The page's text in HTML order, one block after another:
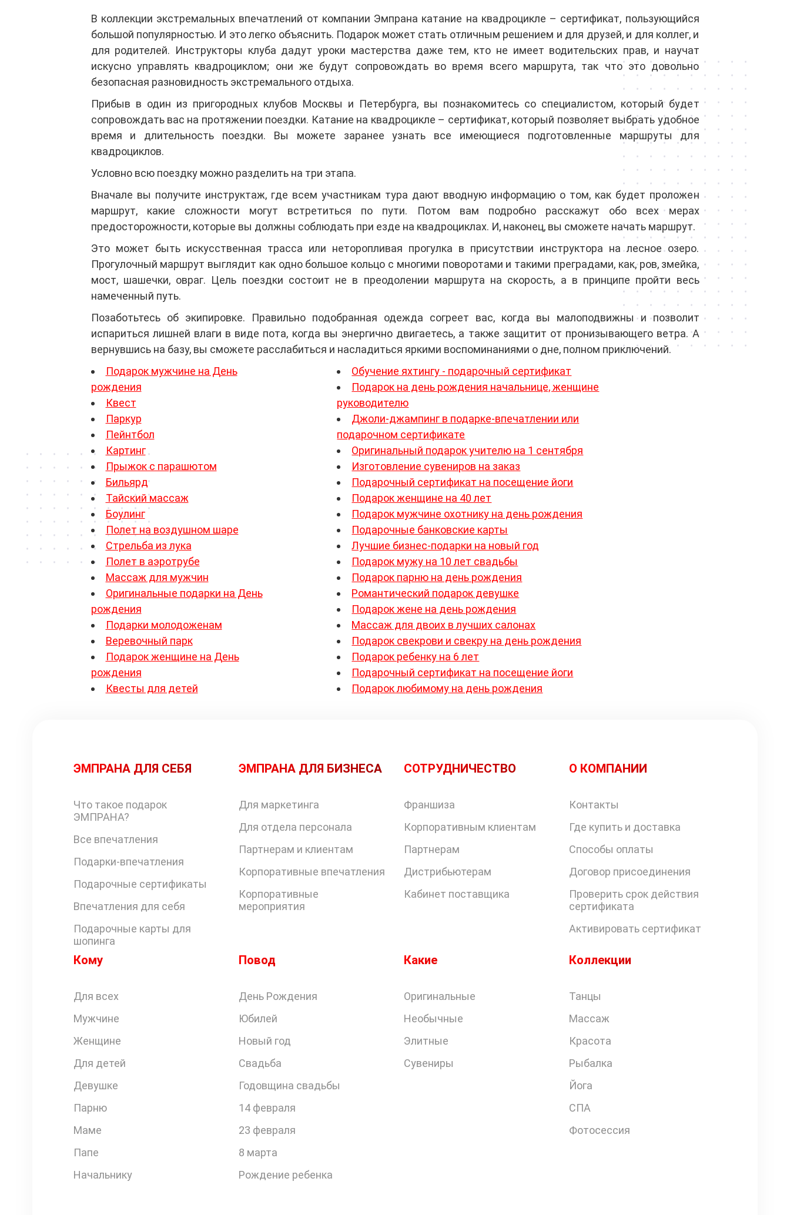
В коллекции экстремальных впечатлений от компании Эмпрана катание на квадроцикле – сертификат, пользующийся
большой популярностью. И это легко объяснить. Подарок может стать отличным решением и для друзей, и для коллег, и
для родителей. Инструкторы клуба дадут уроки мастерства даже тем, кто не имеет водительских прав, и научат
искусно управлять квадроциклом; они же будут сопровождать во время всего маршрута, так что это довольно
безопасная разновидность экстремального отдыха.
Прибыв в один из пригородных клубов Москвы и Петербурга, вы познакомитесь со специалистом, который будет
сопровождать вас на протяжении поездки. Катание на квадроцикле – сертификат, который позволяет выбрать удобное
время и длительность поездки. Вы можете заранее узнать все имеющиеся подготовленные маршруты для
квадроциклов.
Условно всю поездку можно разделить на три этапа.
Вначале вы получите инструктаж, где всем участникам тура дают вводную информацию о том, как будет проложен
маршрут, какие сложности могут встретиться по пути. Потом вам подробно расскажут обо всех мерах
предосторожности, которые вы должны соблюдать при езде на квадроциклах. И, наконец, вы сможете начать маршрут.
Это может быть искусственная трасса или неторопливая прогулка в присутствии инструктора на лесное озеро.
Прогулочный маршрут выглядит как одно большое кольцо с многими поворотами и такими преградами, как, ров, змейка,
мост, шашечки, овраг. Цель поездки состоит не в преодолении маршрута на скорость, а в принципе пройти весь
намеченный путь.
Позаботьтесь об экипировке. Правильно подобранная одежда согреет вас, когда вы малоподвижны и позволит
испариться лишней влаги в виде пота, когда вы энергично двигаетесь, а также защитит от пронизывающего ветра. А
вернувшись на базу, вы сможете расслабиться и насладиться яркими воспоминаниями о дне, полном приключений.
Подарок мужчине на День
рождения
Квест
Паркур
Пейнтбол
Картинг
Прыжок с парашютом
Бильярд
Тайский массаж
Боулинг
Полет на воздушном шаре
Стрельба из лука
Полет в аэротрубе
Массаж для мужчин
Оригинальные подарки на День
рождения
Подарки молодоженам
Веревочный парк
Подарок женщине на День
рождения
Квесты для детей
Обучение яхтингу - подарочный сертификат
Подарок на день рождения начальнице, женщине
руководителю
Джоли-джампинг в подарке-впечатлении или
подарочном сертификате
Оригинальный подарок учителю на 1 сентября
Изготовление сувениров на заказ
Подарочный сертификат на посещение йоги
Подарок женщине на 40 лет
Подарок мужчине охотнику на день рождения
Подарочные банковские карты
Лучшие бизнес-подарки на новый год
Подарок мужу на 10 лет свадьбы
Подарок парню на день рождения
Романтический подарок девушке
Подарок жене на день рождения
Массаж для двоих в лучших салонах
Подарок свекрови и свекру на день рождения
Подарок ребенку на 6 лет
Подарочный сертификат на посещение йоги
Подарок любимому на день рождения
ЭМПРАНА ДЛЯ СЕБЯ
Что такое подарок
ЭМПРАНА?
Все впечатления
Подарки-впечатления
Подарочные сертификаты
Впечатления для себя
Подарочные карты для
шопинга
ЭМПРАНА ДЛЯ БИЗНЕСА
Для маркетинга
Для отдела персонала
Партнерам и клиентам
Корпоративные впечатления
Корпоративные
мероприятия
СОТРУДНИЧЕСТВО
Франшиза
Корпоративным клиентам
Партнерам
Дистрибьютерам
Кабинет поставщика
О КОМПАНИИ
Контакты
Где купить и доставка
Способы оплаты
Договор присоединения
Проверить срок действия
сертификата
Активировать сертификат
Кому
Для всех
Мужчине
Женщине
Для детей
Девушке
Парню
Маме
Папе
Начальнику
Повод
День Рождения
Юбилей
Новый год
Свадьба
Годовщина свадьбы
14 февраля
23 февраля
8 марта
Рождение ребенка
Какие
Оригинальные
Необычные
Элитные
Сувениры
Коллекции
Танцы
Массаж
Красота
Рыбалка
Йога
СПА
Фотосессия